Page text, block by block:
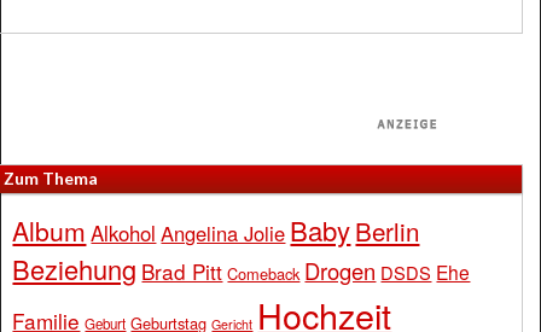
Zum Thema
Album Alkohol Angelina Jolie BabyBerlin
Beziehung Brad Pitt Comeback Drogen DSDS Ehe
Familie Geburt Geburtstag Gericht Hochzeit